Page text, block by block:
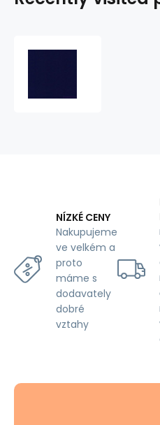
NÍZKÉ CENY
Nakupujeme
ve velkém a
proto
máme s
dodavately
dobré
vztahy